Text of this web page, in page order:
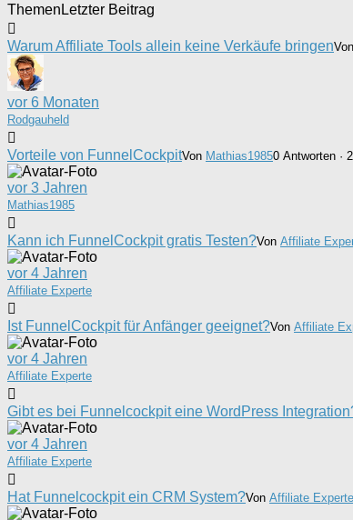
Themen Letzter Beitrag
Warum Affiliate Tools allein keine Verkäufe bringenVon
vor 6 Monaten
Rodgauheld
Vorteile von FunnelCockpitVon Mathias19850 Antworten ·
vor 3 Jahren
Mathias1985
Kann ich FunnelCockpit gratis Testen?Von Affiliate
vor 4 Jahren
Affiliate Experte
Ist FunnelCockpit für Anfänger geeignet?Von Affiliate
vor 4 Jahren
Affiliate Experte
Gibt es bei Funnelcockpit eine WordPress
vor 4 Jahren
Affiliate Experte
Hat Funnelcockpit ein CRM System?Von Affiliate Experte